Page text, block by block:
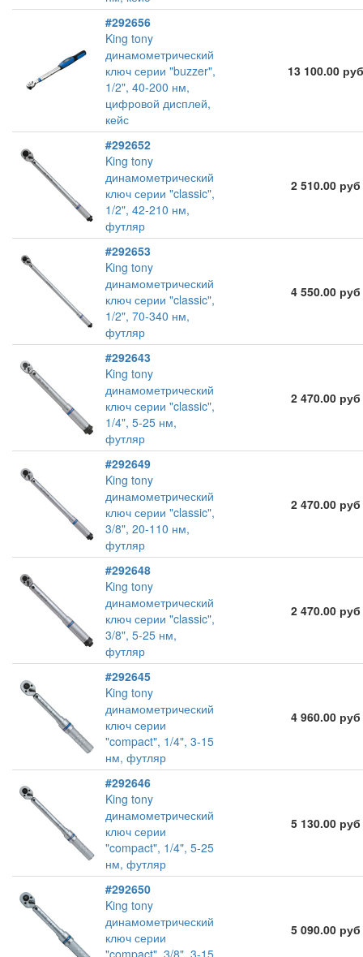
#292656
King tony
динамометрический
ключ серии "buzzer",
1/2", 40-200 нм,
цифровой дисплей,
кейс
13 100.00 руб
#292652
King tony
динамометрический
ключ серии "classic",
1/2", 42-210 нм,
футляр
2 510.00 руб
#292653
King tony
динамометрический
ключ серии "classic",
1/2", 70-340 нм,
футляр
4 550.00 руб
#292643
King tony
динамометрический
ключ серии "classic",
1/4", 5-25 нм,
футляр
2 470.00 руб
#292649
King tony
динамометрический
ключ серии "classic",
3/8", 20-110 нм,
футляр
2 470.00 руб
#292648
King tony
динамометрический
ключ серии "classic",
3/8", 5-25 нм,
футляр
2 470.00 руб
#292645
King tony
динамометрический
ключ серии
"compact", 1/4", 3-15
нм, футляр
4 960.00 руб
#292646
King tony
динамометрический
ключ серии
"compact", 1/4", 5-25
нм, футляр
5 130.00 руб
#292650
King tony
динамометрический
ключ серии
"compact", 3/8", 3-15
5 090.00 руб